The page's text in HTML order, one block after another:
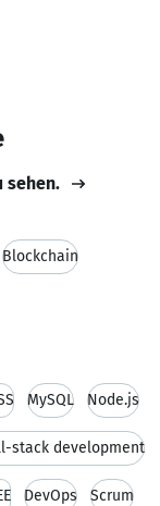
sehen.
Blockchain
MySQL Node.js
stack development
DevOps Scrum